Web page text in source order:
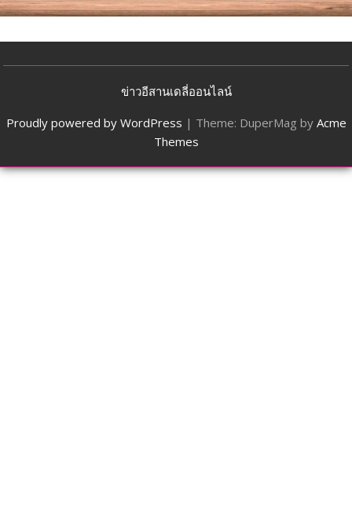
ข่าวอีสานเดลี่ออนไลน์
Proudly powered by WordPress | Theme: DuperMag by Acme
Themes